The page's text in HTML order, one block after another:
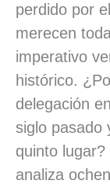
perdido por
merecen
imperativo
histórico.
delegación
siglo pasado
quinto
analiza